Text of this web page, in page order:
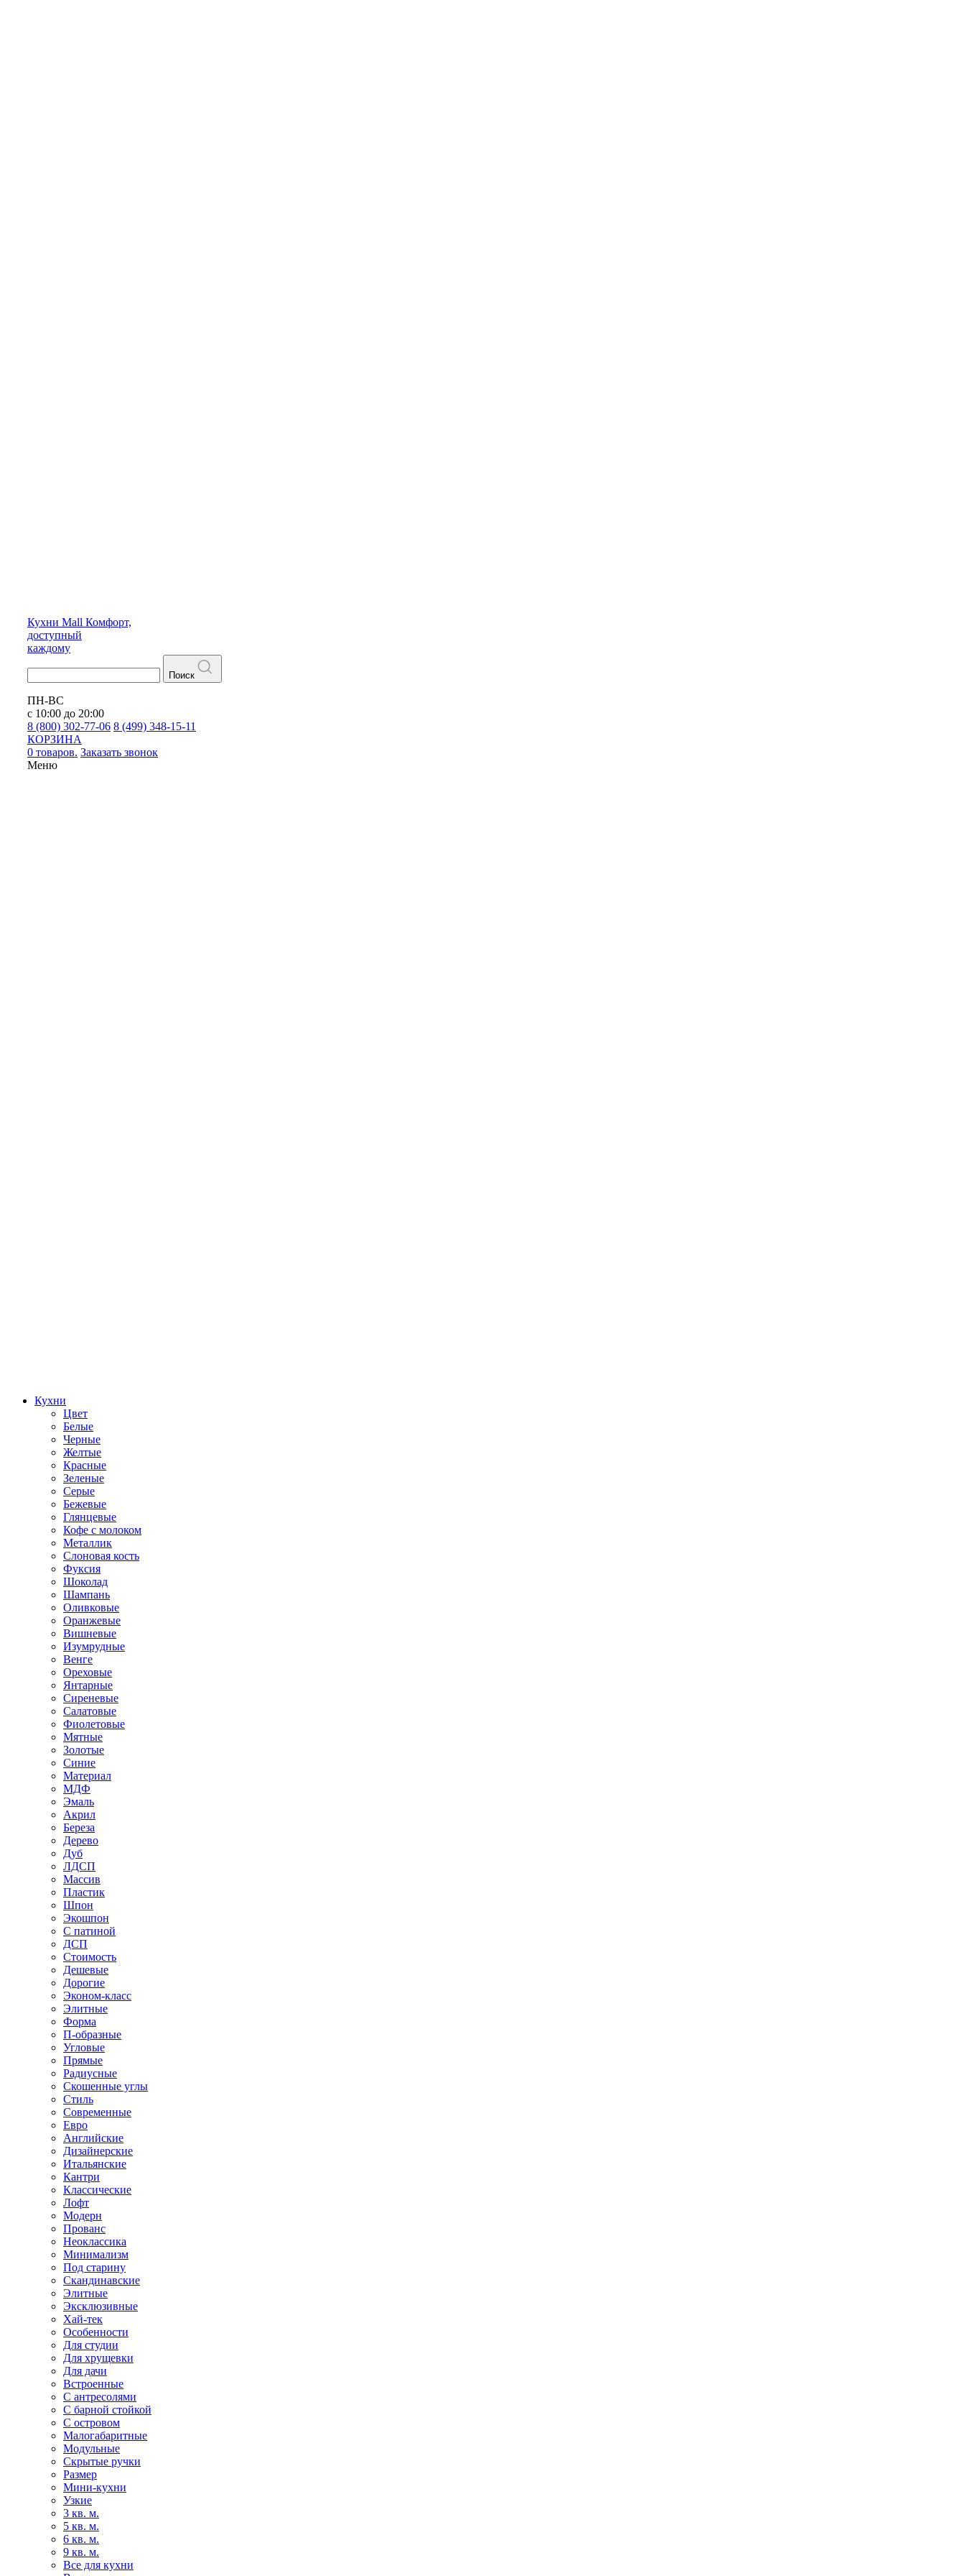
Кухни Mall Комфорт,
доступный
каждому
Поиск
ПН-ВС
с 10:00 до 20:00
8 (800) 302-77-06 8 (499) 348-15-11
КОРЗИНА
0 товаров. Заказать звонок
Меню
Кухни
Цвет
Белые
Черные
Желтые
Красные
Зеленые
Серые
Бежевые
Глянцевые
Кофе с молоком
Металлик
Слоновая кость
Фуксия
Шоколад
Шампань
Оливковые
Оранжевые
Вишневые
Изумрудные
Венге
Ореховые
Янтарные
Сиреневые
Салатовые
Фиолетовые
Мятные
Золотые
Синие
Материал
МДФ
Эмаль
Акрил
Береза
Дерево
Дуб
ЛДСП
Массив
Пластик
Шпон
Экошпон
С патиной
ДСП
Стоимость
Дешевые
Дорогие
Эконом-класс
Элитные
Форма
П-образные
Угловые
Прямые
Радиусные
Скошенные углы
Стиль
Современные
Евро
Английские
Дизайнерские
Итальянские
Кантри
Классические
Лофт
Модерн
Прованс
Неоклассика
Минимализм
Под старину
Скандинавские
Элитные
Эксклюзивные
Хай-тек
Особенности
Для студии
Для хрущевки
Для дачи
Встроенные
С антресолями
С барной стойкой
С островом
Малогабаритные
Модульные
Скрытые ручки
Размер
Мини-кухни
Узкие
3 кв. м.
5 кв. м.
6 кв. м.
9 кв. м.
Все для кухни